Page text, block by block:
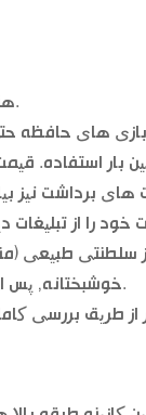
هنوز, ماجراجویی خود را سخت به ضرب و شتم است.
بازی های حافظه
های برداشت
سلطنتی
خوشبختانه, پس از پنج نوع و یک بذله گو سلطنتی خیط و پیت کردن.